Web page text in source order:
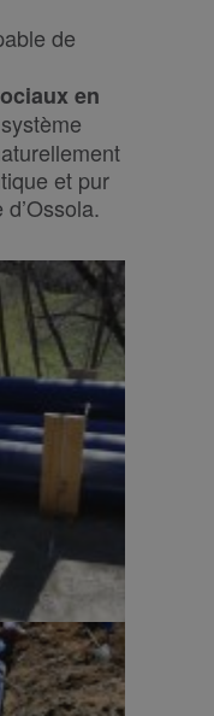
de
en
et pur